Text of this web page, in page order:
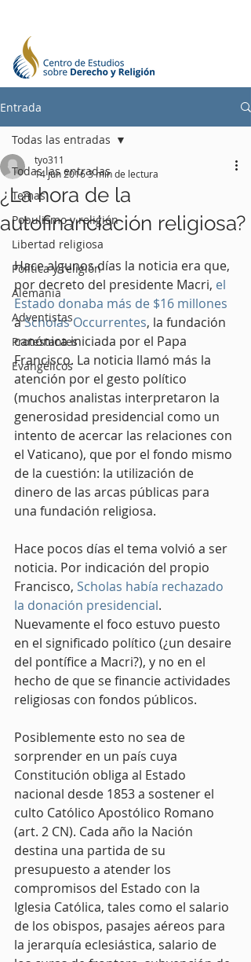
Entrada
Todas las entradas
Temas
Populismo y religión
Libertad religiosa
Política y religión
Alemania
Adventistas
Protestantes
Evangélicos
Todas las entradas
¿La hora de la
autofinanciación religiosa?
tyo311
14 jun 20163 min de lectura
Hace algunos días la noticia era que,
por decreto del presidente Macri, el
Estado donaba más de $16 millones
a Scholas Occurrentes, la fundación
canónica iniciada por el Papa
Francisco. La noticia llamó más la
atención por el gesto político
(muchos analistas interpretaron la
generosidad presidencial como un
intento de acercar las relaciones con
el Vaticano), que por el fondo mismo
de la cuestión: la utilización de
dinero de las arcas públicas para
una fundación religiosa.
Hace pocos días el tema volvió a ser
noticia. Por indicación del propio
Francisco, Scholas había rechazado
la donación presidencial.
Nuevamente el foco estuvo puesto
en el significado político (¿un desaire
del pontífice a Macri?), y no en el
hecho de que se financie actividades
religiosas con fondos públicos.
Posiblemente esto no sea de
sorprender en un país cuya
Constitución obliga al Estado
nacional desde 1853 a sostener el
culto Católico Apostólico Romano
(art. 2 CN). Cada año la Nación
destina una partida de su
presupuesto a atender los
compromisos del Estado con la
Iglesia Católica, tales como el salario
de los obispos, pasajes aéreos para
la jerarquía eclesiástica, salario de